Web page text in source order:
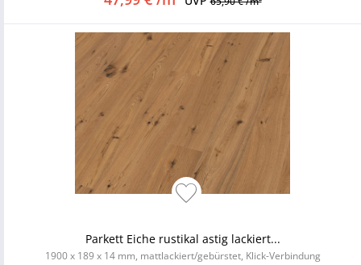
Parkett Eiche rustikal astig lackiert...
1900 x 189 x 14 mm, mattlackiert/gebürstet, Klick-Verbindung